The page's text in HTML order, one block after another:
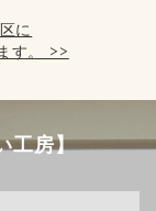
に
す。 >>
工房】